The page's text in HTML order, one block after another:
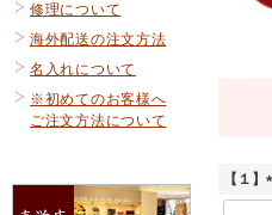
修理について
海外配送の注文方法
名入れについて
※初めてのお客様へ
ご注文方法について
【１】
(